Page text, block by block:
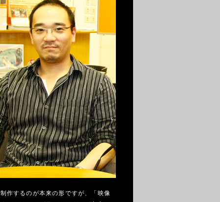
作するのが本来の形ですが、「映像